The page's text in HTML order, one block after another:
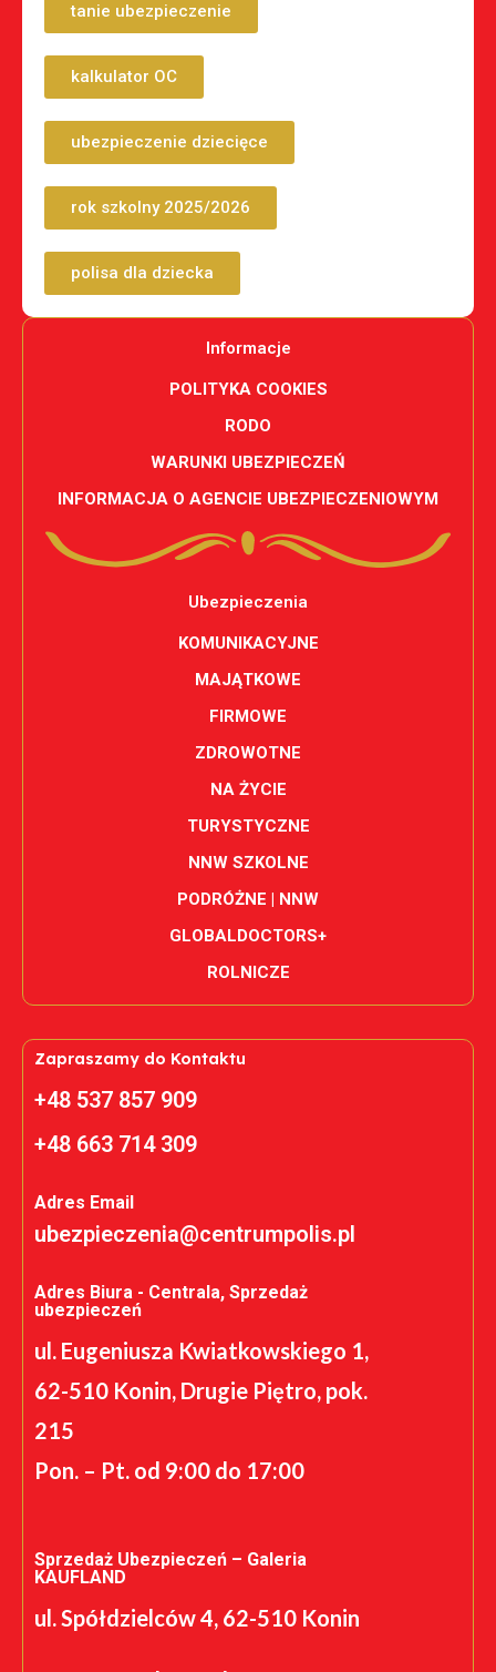
tanie ubezpieczenie
kalkulator OC
ubezpieczenie dziecięce
rok szkolny 2025/2026
polisa dla dziecka
Informacje
POLITYKA COOKIES
RODO
WARUNKI UBEZPIECZEŃ
INFORMACJA O AGENCIE UBEZPIECZENIOWYM
Ubezpieczenia
KOMUNIKACYJNE
MAJĄTKOWE
FIRMOWE
ZDROWOTNE
NA ŻYCIE
TURYSTYCZNE
NNW SZKOLNE
PODRÓŻNE | NNW
GLOBALDOCTORS+
ROLNICZE
Zapraszamy do Kontaktu
+48 537 857 909
+48 663 714 309
Adres Email
ubezpieczenia@centrumpolis.pl
Adres Biura - Centrala, Sprzedaż
ubezpieczeń
ul. Eugeniusza Kwiatkowskiego 1,
62-510 Konin, Drugie Piętro, pok.
215
Pon. – Pt. od 9:00 do 17:00
Sprzedaż Ubezpieczeń – Galeria
KAUFLAND
ul. Spółdzielców 4, 62-510 Konin